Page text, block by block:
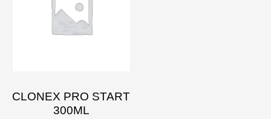
CLONEX PRO START
300ML